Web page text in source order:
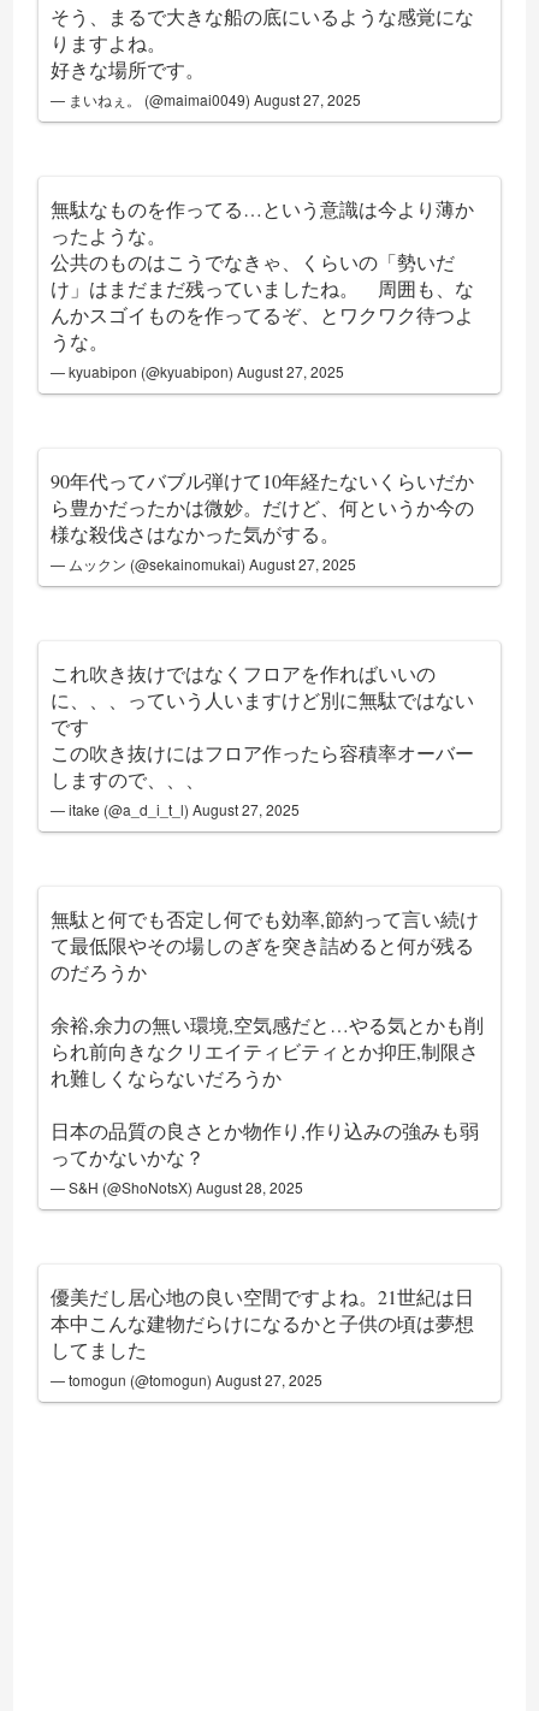
そう、まるで大きな船の底にいるような感覚にな
りますよね。
好きな場所です。
— まいねぇ。 (@maimai0049)August 27, 2025
無駄なものを作ってる…という意識は今より薄か
ったような。
公共のものはこうでなきゃ、くらいの「勢いだ
け」はまだまだ残っていましたね。 周囲も、な
んかスゴイものを作ってるぞ、とワクワク待つよ
うな。
— kyuabipon (@kyuabipon)August 27, 2025
90年代ってバブル弾けて10年経たないくらいだか
ら豊かだったかは微妙。だけど、何というか今の
様な殺伐さはなかった気がする。
— ムックン (@sekainomukai)August 27, 2025
これ吹き抜けではなくフロアを作ればいいの
に、、、っていう人いますけど別に無駄ではない
です
この吹き抜けにはフロア作ったら容積率オーバー
しますので、、、
— itake (@a_d_i_t_l)August 27, 2025
無駄と何でも否定し何でも効率,節約って言い続け
て最低限やその場しのぎを突き詰めると何が残る
のだろうか
余裕,余力の無い環境,空気感だと…やる気とかも削
られ前向きなクリエイティビティとか抑圧,制限さ
れ難しくならないだろうか
日本の品質の良さとか物作り,作り込みの強みも弱
ってかないかな？
— S&H (@ShoNotsX)August 28, 2025
優美だし居心地の良い空間ですよね。21世紀は日
本中こんな建物だらけになるかと子供の頃は夢想
してました
— tomogun (@tomogun)August 27, 2025